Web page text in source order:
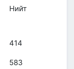
Нийт
414
583